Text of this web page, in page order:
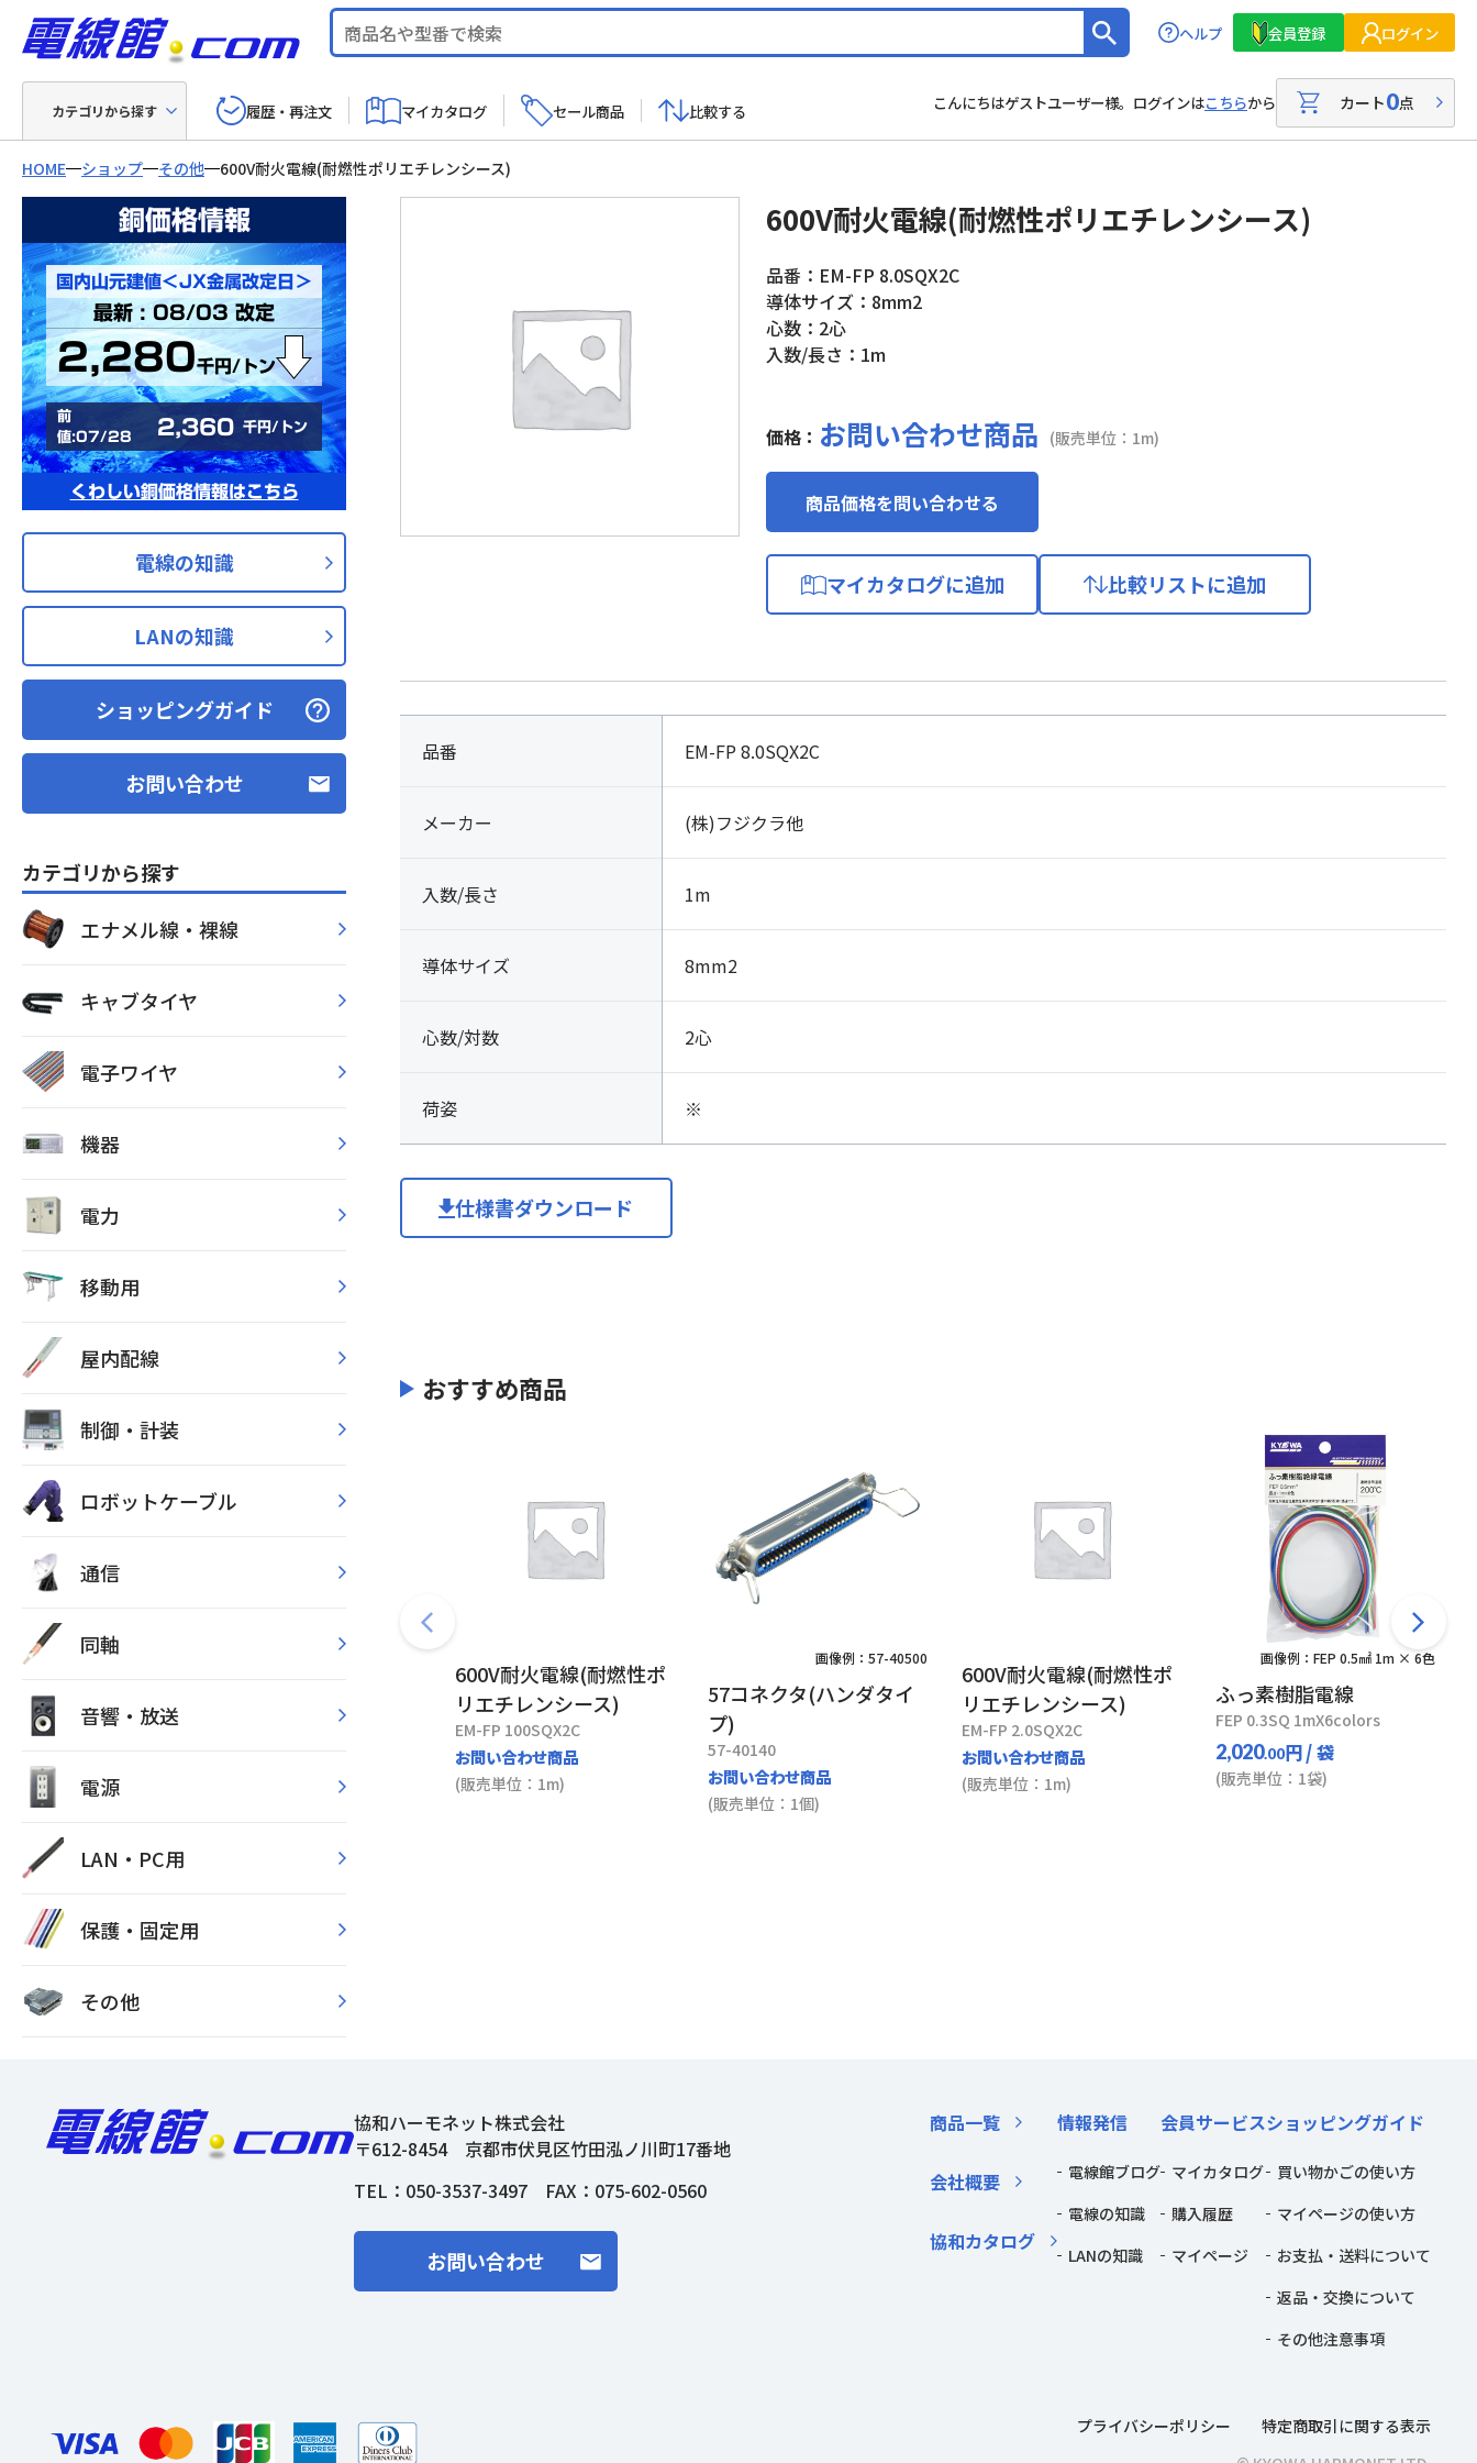
ヘルプ 会員登録 ログイン
カテゴリから探す 履歴・再注文 マイカタログ セール商品 比較する こんにちはゲストユーザー様。ログインはこちらから カート0点
HOME ショップ その他 600V耐火電線(耐燃性ポリエチレンシース)
銅価格情報
国内山元建値＜JX金属改定日＞
最新 : 08/03 改定
2,280千円/トン
前
値:07/28
2,360 千円/トン
くわしい銅価格情報はこちら
電線の知識
LANの知識
ショッピングガイド
お問い合わせ
カテゴリから探す
エナメル線・裸線
キャブタイヤ
電子ワイヤ
機器
電力
移動用
屋内配線
制御・計装
ロボットケーブル
通信
同軸
音響・放送
電源
LAN・PC用
保護・固定用
その他
600V耐火電線(耐燃性ポリエチレンシース)
品番：EM-FP 8.0SQX2C
導体サイズ：8mm2
心数：2心
入数/長さ：1m
価格： お問い合わせ商品 (販売単位：1m)
商品価格を問い合わせる
マイカタログに追加 比較リストに追加
品番 EM-FP 8.0SQX2C
メーカー (株)フジクラ他
入数/長さ 1m
導体サイズ 8mm2
心数/対数 2心
荷姿 ※
仕様書ダウンロード
おすすめ商品
600V耐火電線(耐燃性ポ
リエチレンシース)
EM-FP 100SQX2C
お問い合わせ商品
(販売単位：1m)
画像例：57-40500
57コネクタ(ハンダタイ
プ)
57-40140
お問い合わせ商品
(販売単位：1個)
600V耐火電線(耐燃性ポ
リエチレンシース)
EM-FP 2.0SQX2C
お問い合わせ商品
(販売単位：1m)
画像例：FEP 0.5㎟ 1m × 6色
ふっ素樹脂電線
FEP 0.3SQ 1mX6colors
2,020.00円/ 袋
(販売単位：1袋)
協和ハーモネット株式会社
〒612-8454 京都市伏見区竹田泓ノ川町17番地
TEL： 050-3537-3497 FAX：075-602-0560
お問い合わせ
商品一覧
会社概要
協和カタログ
情報発信
電線館ブログ
電線の知識
LANの知識
会員サービス
マイカタログ
購入履歴
マイページ
ショッピングガイド
買い物かごの使い方
マイページの使い方
お支払・送料について
返品・交換について
その他注意事項
プライバシーポリシー
特定商取引に関する表示